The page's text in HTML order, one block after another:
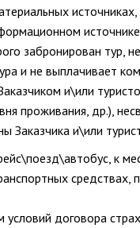
забронирован
и не выплачивает
и\или
проживания, др.),
Заказчика и\или
к
средствах,
договора